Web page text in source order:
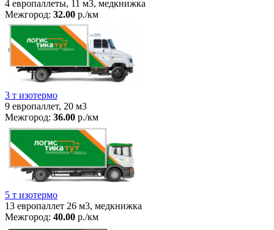
4 европаллеты, 11 м3, медкнижка
Межгород: 32.00 р./км
3 т изотермо
9 европаллет, 20 м3
Межгород: 36.00 р./км
5 т изотермо
13 европаллет 26 м3, медкнижка
Межгород: 40.00 р./км